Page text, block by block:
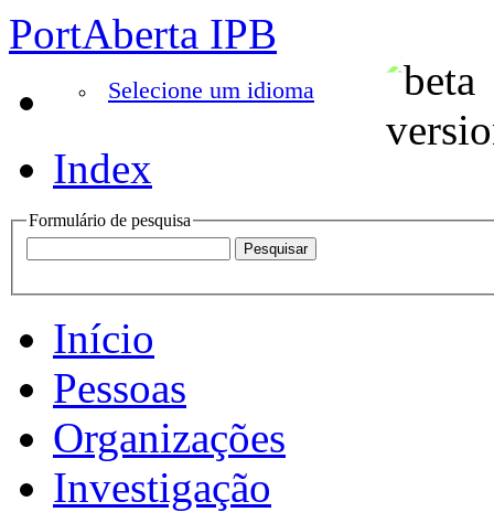
PortAberta IPB
Selecione um idioma
Index
Formulário de pesquisa
Início
Pessoas
Organizações
Investigação